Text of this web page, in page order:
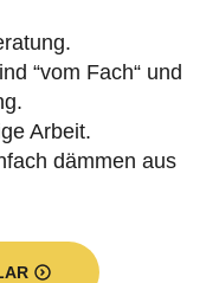
“vom Fach“ und
Arbeit.
dämmen aus